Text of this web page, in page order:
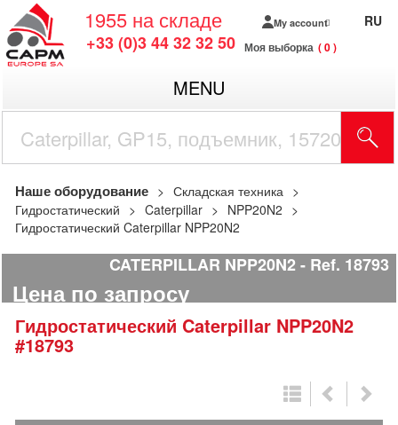
1955 на складе
+33 (0)3 44 32 32 50
My account
Моя выборка 0
RU
MENU
Наше оборудование
Складская техника
Гидростатический
Caterpillar
NPP20N2
Гидростатический Caterpillar NPP20N2
CATERPILLAR NPP20N2 Ref. 18793
Цена по запросу
Гидростатический Caterpillar NPP20N2
#18793